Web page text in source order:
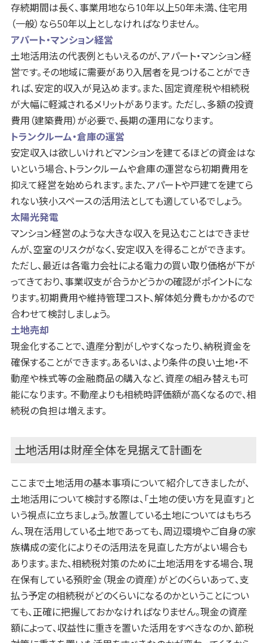
存続期間は長く、事業用地なら10年以上50年未満、住宅用
（一般）なら50年以上としなければなりません。
アパート・マンション経営
土地活用法の代表例ともいえるのが、アパート・マンション経
営です。その地域に需要があり入居者を見つけることができ
れば、安定的収入が見込めます。また、固定資産税や相続税
が大幅に軽減されるメリットがあります。 ただし、多額の投資
費用（建築費用）が必要で、長期の運用になります。
トランクルーム・倉庫の運営
安定収入は欲しいけれどマンションを建てるほどの資金はな
いという場合、トランクルームや倉庫の運営なら初期費用を
抑えて経営を始められます。また、アパートや戸建てを建てら
れない狭小スペースの活用法としても適しているでしょう。
太陽光発電
マンション経営のような大きな収入を見込むことはできませ
んが、空室のリスクがなく、安定収入を得ることができます。
ただし、最近は各電力会社による電力の買い取り価格が下が
ってきており、事業収支が合うかどうかの確認がポイントにな
ります。初期費用や維持管理コスト、解体処分費もかかるので
合わせて検討しましょう。
土地売却
現金化することで、遺産分割がしやすくなったり、納税資金を
確保することができます。あるいは、より条件の良い土地・不
動産や株式等の金融商品の購入など、資産の組み替えも可
能になります。 不動産よりも相続時評価額が高くなるので、相
続税の負担は増えます。
土地活用は財産全体を見据えて計画を
ここまで土地活用の基本事項について紹介してきましたが、
土地活用について検討する際は、「土地の使い方を見直す」と
いう視点に立ちましょう。放置している土地についてはもちろ
ん、現在活用している土地であっても、周辺環境やご自身の家
族構成の変化によりその活用法を見直した方がよい場合も
あります。また、相続税対策のために土地活用をする場合、現
在保有している預貯金（現金の資産）がどのくらいあって、支
払う予定の相続税がどのくらいになるのかということについ
ても、正確に把握しておかなければなりません。現金の資産
額によって、収益性に重きを置いた活用をすべきなのか、節税